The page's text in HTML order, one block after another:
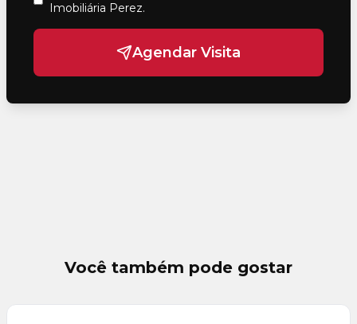
Imobiliária Perez.
Agendar Visita
Você também pode gostar